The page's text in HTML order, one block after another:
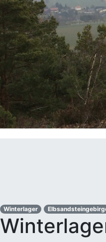
Winterlager